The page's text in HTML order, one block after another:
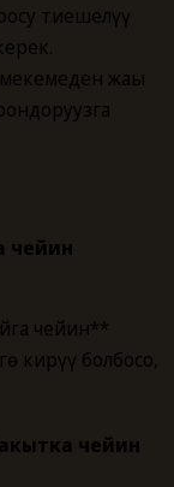
тиешелүү
жаңы
чейин
чейин**
кирүү болбосо,
чейин